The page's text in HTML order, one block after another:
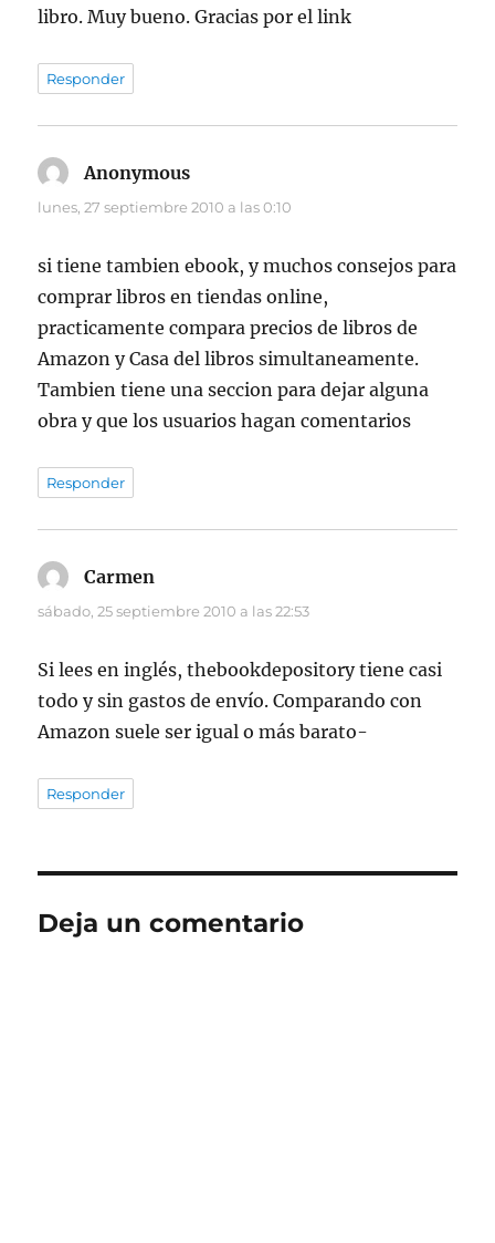
libro. Muy bueno. Gracias por el link
Responder
Anonymous
lunes, 27 septiembre 2010 a las 0:10
si tiene tambien ebook, y muchos consejos para
comprar libros en tiendas online,
practicamente compara precios de libros de
Amazon y Casa del libros simultaneamente.
Tambien tiene una seccion para dejar alguna
obra y que los usuarios hagan comentarios
Responder
Carmen
sábado, 25 septiembre 2010 a las 22:53
Si lees en inglés, thebookdepository tiene casi
todo y sin gastos de envío. Comparando con
Amazon suele ser igual o más barato-
Responder
Deja un comentario